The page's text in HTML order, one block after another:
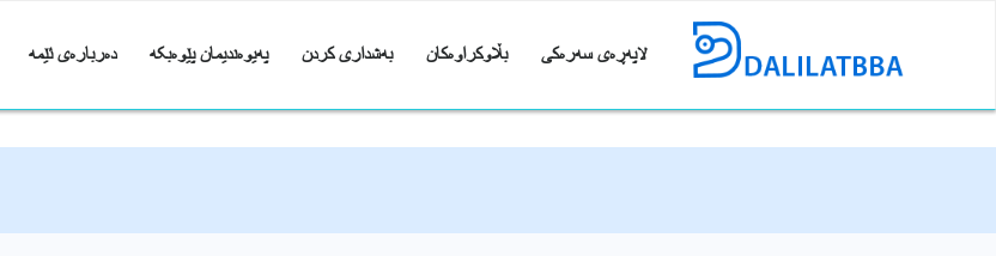
لاپەڕەی سەرەکی بڵاوکراوەکان بەشداری کردن پەیوەندیمان پێوەبکە دەربارەی ئێمە